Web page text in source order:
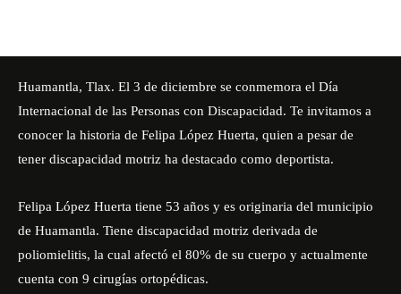
Huamantla, Tlax. El 3 de diciembre se conmemora el Día
Internacional de las Personas con Discapacidad. Te invitamos a
conocer la historia de Felipa López Huerta, quien a pesar de
tener discapacidad motriz ha destacado como deportista.
Felipa López Huerta tiene 53 años y es originaria del municipio
de Huamantla. Tiene discapacidad motriz derivada de
poliomielitis, la cual afectó el 80% de su cuerpo y actualmente
cuenta con 9 cirugías ortopédicas.